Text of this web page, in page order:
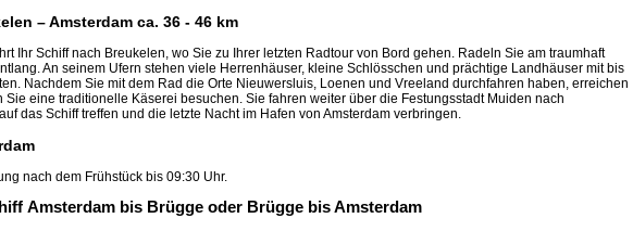
– Amsterdam ca. 36 - 46 km
Ihr Schiff nach Breukelen, wo Sie zu Ihrer letzten Radtour von Bord gehen. Radeln Sie am traumhaft
An seinem Ufern stehen viele Herrenhäuser, kleine Schlösschen und prächtige Landhäuser mit bis
Nachdem Sie mit dem Rad die Orte Nieuwersluis, Loenen und Vreeland durchfahren haben, erreichen
Sie eine traditionelle Käserei besuchen. Sie fahren weiter über die Festungsstadt Muiden nach
das Schiff treffen und die letzte Nacht im Hafen von Amsterdam verbringen.
nach dem Frühstück bis 09:30 Uhr.
Amsterdam bis Brügge oder Brügge bis Amsterdam